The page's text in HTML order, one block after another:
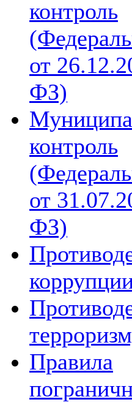
контроль
от
ФЗ)
контроль
от
ФЗ)
Правила